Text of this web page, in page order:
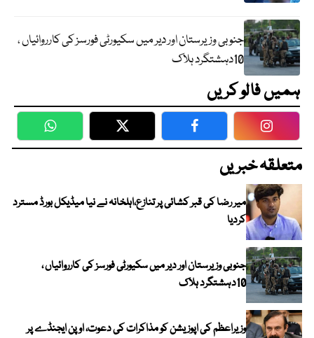
جنوبی وزیرستان اور دیر میں سکیورٹی فورسز کی کارروائیاں ،
10دہشتگرد ہلاک
ہمیں فالو کریں
WhatsApp Twitter Facebook
متعلقہ خبریں
میر رضا کی قبر کشائی پر تنازع،اہلخانہ نے نیا میڈیکل بورڈ مسترد
کردیا
جنوبی وزیرستان اور دیر میں سکیورٹی فورسز کی کارروائیاں ،
10دہشتگرد ہلاک
وزیراعظم کی اپوزیشن کو مذاکرات کی دعوت، اوپن ایجنڈے پر